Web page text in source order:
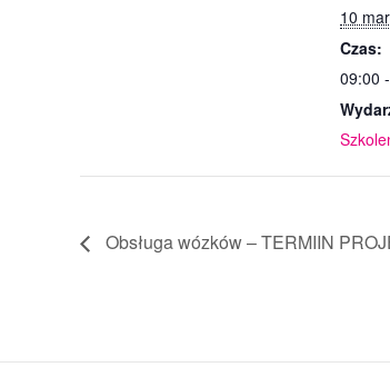
10
Czas:
09:00
Obsługa wózków – TERMIIN